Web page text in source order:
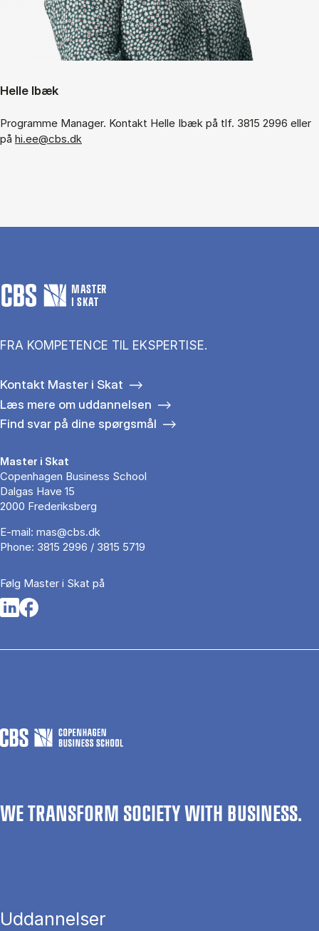
Helle Ibæk
Programme Manager. Kontakt Helle Ibæk på tlf. 3815 2996 eller
på hi.ee@cbs.dk
MASTER
I SKAT
FRA KOMPETENCE TIL EKSPERTISE.
Kontakt Master i Skat
Læs mere om uddannelsen
Find svar på dine spørgsmål
Master i Skat
Copenhagen Business School
Dalgas Have 15
2000 Frederiksberg
E-mail: mas@cbs.dk
Phone: 3815 2996 / 3815 5719
Følg Master i Skat på
Opens in a new tab
Opens in a new tab
WE TRANSFORM SOCIETY WITH BUSINESS.
Uddannelser